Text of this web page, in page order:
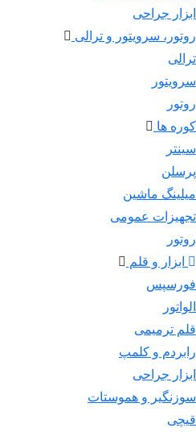
ابزار جراحی
روتور، سرویتور و ترالی
ترالی
سرویتور
روتور
کوره ها
سینتر
پرسلن
میلینگ ماشین
تجهیزات عمومی
روتور
ابزار و قلم
فورسپس
الواتور
قلم ترمیمی
رابردم و کلمپ
ابزار جراحی
سوزنگیر و هموستات
قیچی